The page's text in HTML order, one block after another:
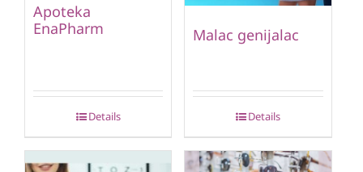
Apoteka
EnaPharm
Details
Malac genijalac
Details